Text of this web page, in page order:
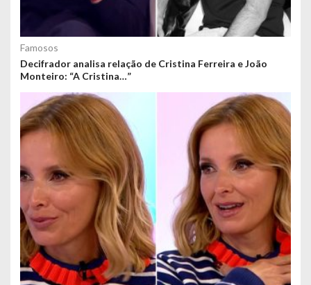
Famosos
Decifrador analisa relação de Cristina Ferreira e João
Monteiro: “A Cristina…”